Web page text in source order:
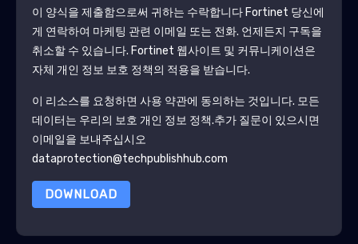
이 양식을 제출함으로써 귀하는 수락합니다 Fortinet 당신에
게 연락하여 마케팅 관련 이메일 또는 전화. 언제든지 구독을
취소할 수 있습니다. Fortinet 웹사이트 및 커뮤니케이션은
자체 개인 정보 보호 정책의 적용을 받습니다.
이 리소스를 요청하면 사용 약관에 동의하는 것입니다. 모든
데이터는 우리의 보호 개인 정보 정책.추가 질문이 있으시면
이메일을 보내주십시오
dataprotection@techpublishhub.com
DOWNLOAD